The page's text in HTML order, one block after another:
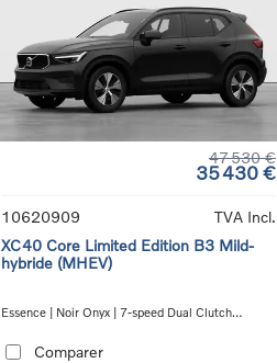
47 530 €
35 430 €
10620909
TVA Incl.
XC40 Core Limited Edition B3 Mild-
hybride (MHEV)
Essence | Noir Onyx | 7-speed Dual Clutch
Comparer